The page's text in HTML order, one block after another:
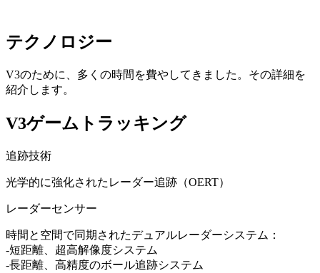
テクノロジー
V3のために、多くの時間を費やしてきました。その詳細を
紹介します。
V3ゲームトラッキング
追跡技術
光学的に強化されたレーダー追跡（OERT）
レーダーセンサー
時間と空間で同期されたデュアルレーダーシステム：
-短距離、超高解像度システム
-長距離、高精度のボール追跡システム